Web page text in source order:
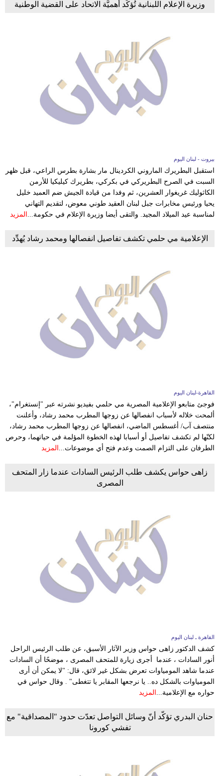
وزيرة الإعلام اللبنانية تُؤكِّد أهميَّة الاتحاد على القضية الوطنية
بيروت - لبنان اليوم
استقبل البطريرك الماروني الكردينال مار بشارة بطرس الراعي، قبل ظهر
السبت في الصرح البطريركي في بكركي، بطريرك كيليكيا للأرمن
الكاثوليك غريغوار العشرين، ثم وفدا من قيادة الجيش ضم العميد خليل
يحيا ورئيس مخابرات جبل لبنان العقيد طوني معوض، لتقديم التهاني
لمناسبة عيد الميلاد المجيد. والتقى أيضا وزيرة الإعلام في حكومة... المزيد
الإعلامية مي حلمي تكشف تفاصيل انفصالها ومحمد رشاد يُهدِّد
القاهرة-لبنان اليوم
فوجئ متابعو الإعلامية المصرية مي حلمي بفيديو نشرته عبر "إنستغرام"،
ألمحت خلاله لأسباب انفصالها عن زوجها المطرب محمد رشاد، وأعلنت
منتصف آب/ أغسطس الماضي، انفصالها عن زوجها المطرب محمد رشاد،
لكنّها لم تكشف تفاصيل أو أسبابا لهذه الخطوة المؤلمة في حياتهما، وحرص
الطرفان على التزام الصمت وعدم فتح أي موضوعات... المزيد
زاهى حواس يكشف طلب الرئيس السادات عندما زار المتحف
المصرى
القاهرة ـ لبنان اليوم
كشف الدكتور زاهى حواس وزير الآثار الأسبق، عن طلب الرئيس الراحل
أنور السادات ، عندما أجرى زيارة للمتحف المصرى ، موضحًا أن السادات
عندما شاهد المومياوات تعرض بشكل غير لائق، قال: "لا يمكن أن أرى
المومياوات بالشكل ده.. يا نرجعها المقابر يا تتغطى" . وقال حواس في
حواره مع الإعلامية...
المزيد
حنان البدري تؤكّد أنّ وسائل التواصل تعدّت حدود "المصداقية" مع
تفشي كورونا